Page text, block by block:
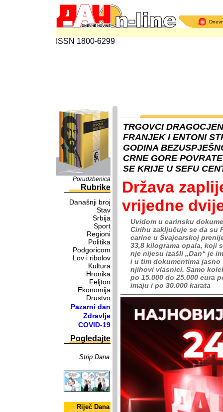
ISSN 1800-6299
Porudzbenica
Rubrike
Današnji broj
Stav
Srbija
Sport
Regioni
Politika
Podgoricom
Lov i ribolov
Kultura
Hronika
Feljton
Ekonomija
Drustvo
Pazarni dan
Zdravlje
COVID-19
Pogledajte
Strip Dana
Riječ Dana
TRGOVCI
FRANJEK I ENTONI
GODINA
CRNE GORE
SE KRIJE U SEFU
Država
vrijedne
Uvidom u carinsku
Cirihu zaključuje se da su
carine u Švajcarskoj
33,8 kilograma opala, koji
nje nijesu izašli „Dan“ je
i u tim dokumentima
njihovi vlasnici. Samo
po 15.000 do 25.000 eura
imaju i po 30.000 karata